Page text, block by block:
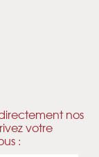
nos
votre
: